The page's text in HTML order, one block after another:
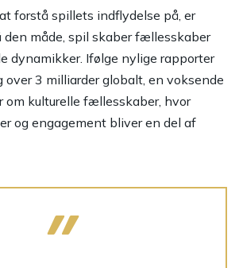
forstå spillets indflydelse på, er
måde, spil skaber fællesskaber
dynamikker. Ifølge nylige rapporter
over 3 milliarder globalt, en voksende
om kulturelle fællesskaber, hvor
og engagement bliver en del af